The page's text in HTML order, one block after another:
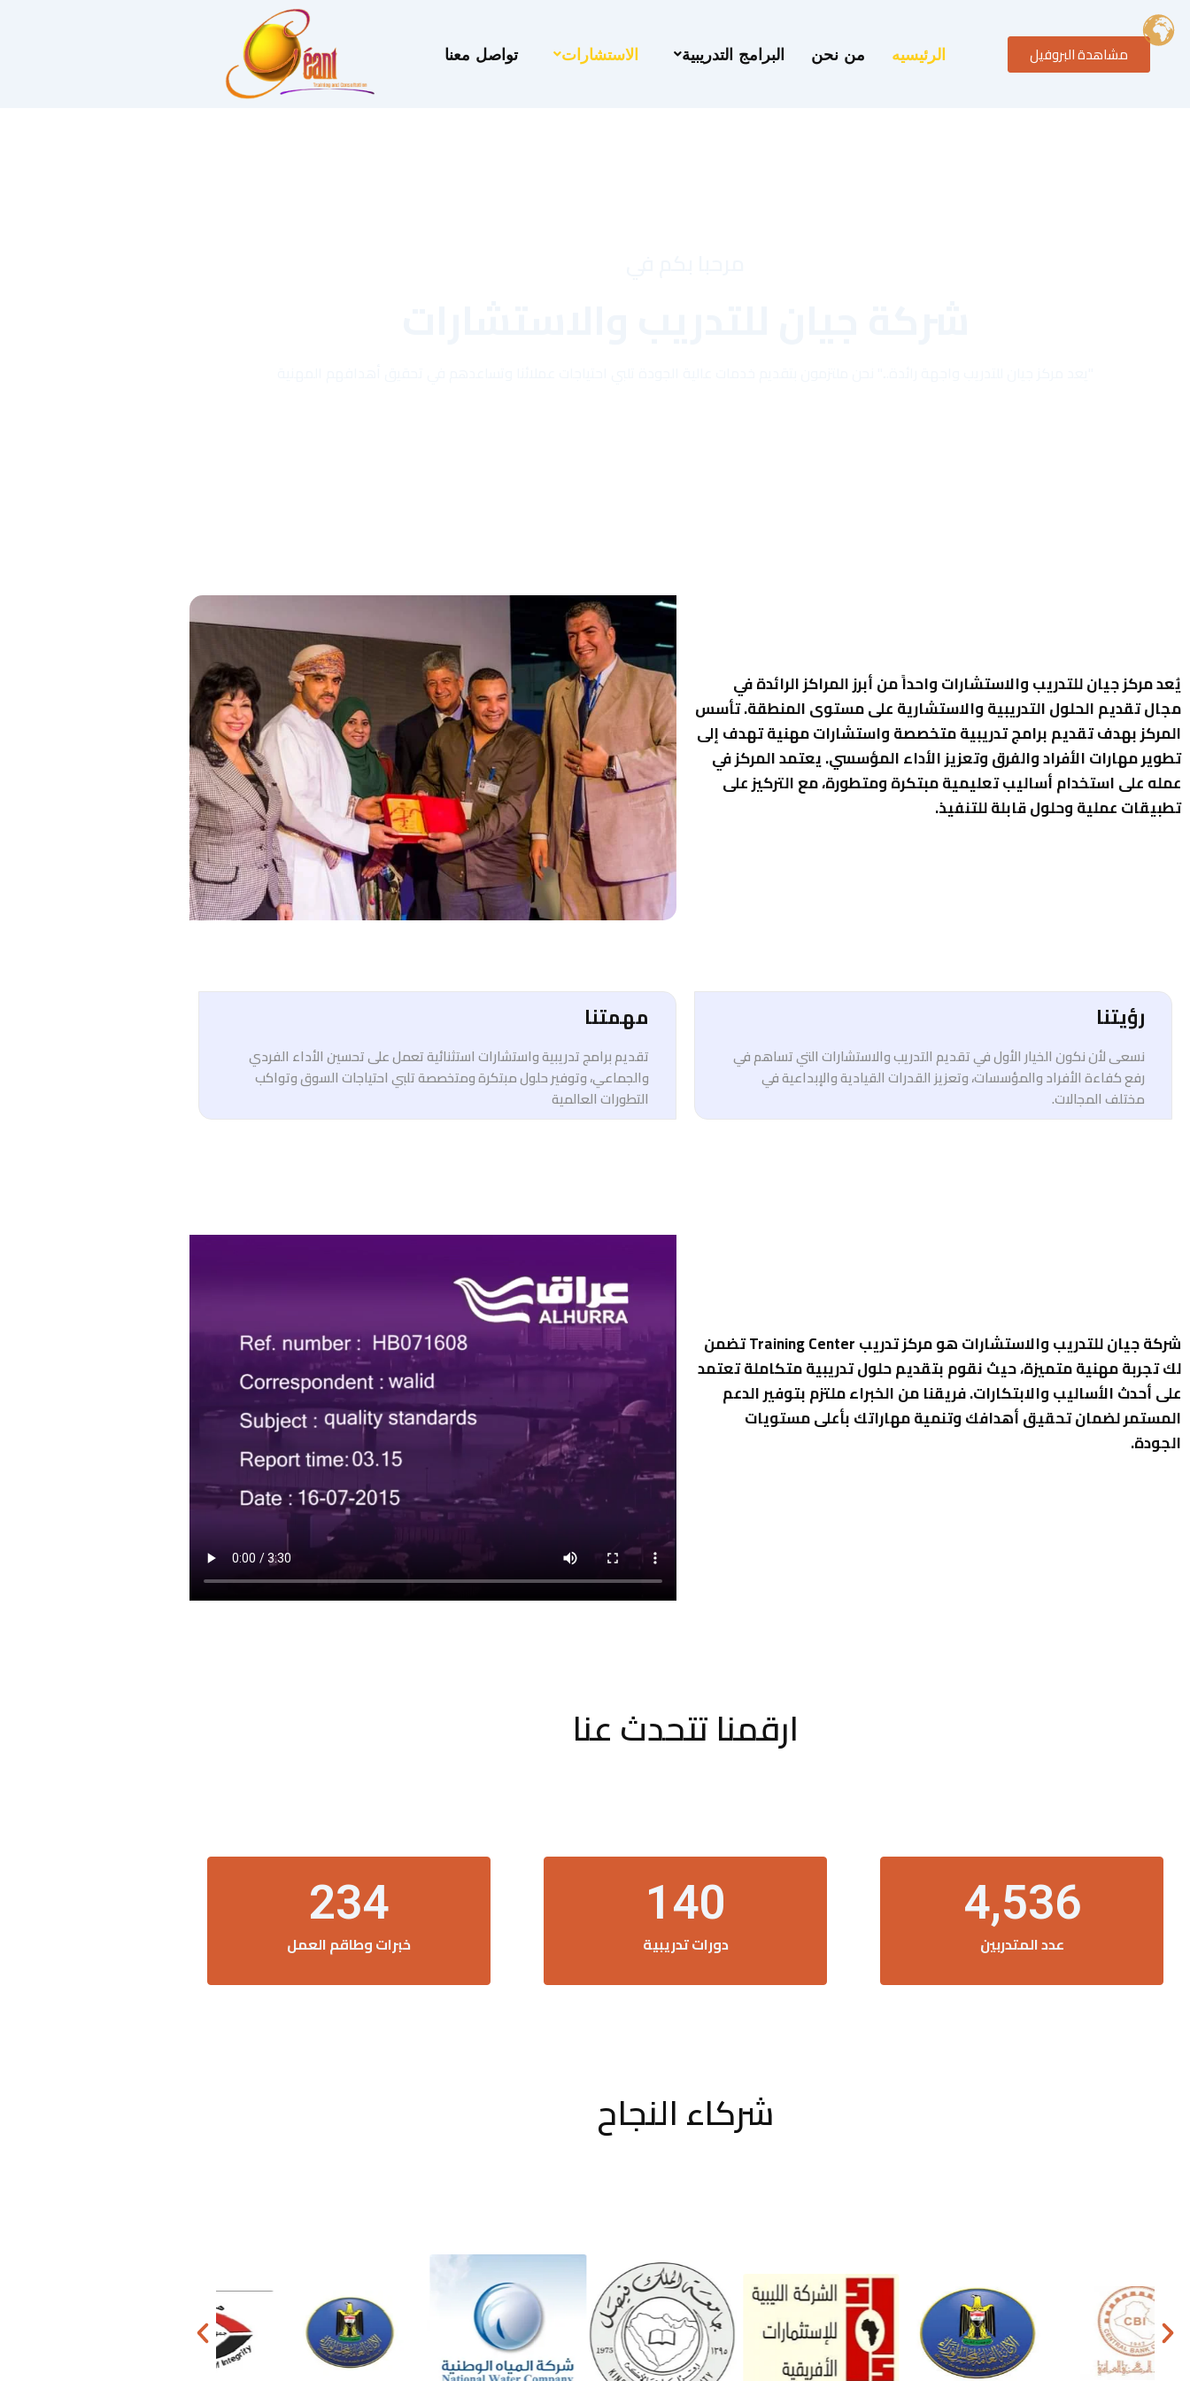
تخطي
إلى
مشاهدة البروفيل الرئيسيه من نحن البرامج التدريبية الاستشارات تواصل معنا
يُعد مركز جيان للتدريب والاستشارات واحداً من أبرز المراكز الرائدة في
مجال تقديم الحلول التدريبية والاستشارية على مستوى المنطقة. تأسس
المركز بهدف تقديم برامج تدريبية متخصصة واستشارات مهنية تهدف إلى
تطوير مهارات الأفراد والفرق وتعزيز الأداء المؤسسي. يعتمد المركز في
عمله على استخدام أساليب تعليمية مبتكرة ومتطورة، مع التركيز على
تطبيقات عملية وحلول قابلة للتنفيذ.
رؤيتنا
نسعى لأن نكون الخيار الأول في تقديم التدريب والاستشارات التي تساهم في
رفع كفاءة الأفراد والمؤسسات، وتعزيز القدرات القيادية والإبداعية في
مختلف المجالات.
مهمتنا
تقديم برامج تدريبية واستشارات استثنائية تعمل على تحسين الأداء الفردي
والجماعي، وتوفير حلول مبتكرة ومتخصصة تلبي احتياجات السوق وتواكب
التطورات العالمية
شركة جيان للتدريب والاستشارات هو مركز تدريب Training Center تضمن
لك تجربة مهنية متميزة، حيث نقوم بتقديم حلول تدريبية متكاملة تعتمد
على أحدث الأساليب والابتكارات. فريقنا من الخبراء ملتزم بتوفير الدعم
المستمر لضمان تحقيق أهدافك وتنمية مهاراتك بأعلى مستويات
الجودة.
ارقمنا تتحدث عنا
عدد المتدربين
4,536
دورات تدريبية
140
خبرات وطاقم العمل
234
شركاء النجاح